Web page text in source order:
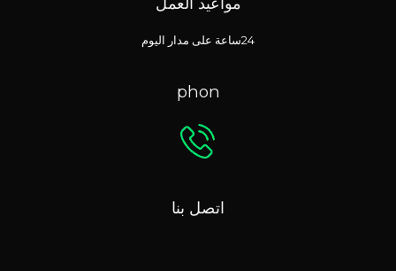
24ساعة على مدار اليوم
phon
اتصل بنا